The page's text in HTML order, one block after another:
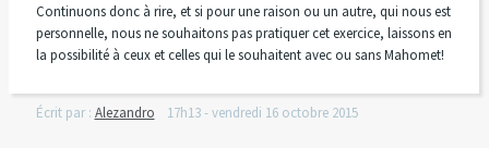
Continuons donc à rire, et si pour une raison ou un autre, qui nous est
personnelle, nous ne souhaitons pas pratiquer cet exercice, laissons en
la possibilité à ceux et celles qui le souhaitent avec ou sans Mahomet!
Écrit par : Alezandro 17h13-vendredi 16 octobre 2015